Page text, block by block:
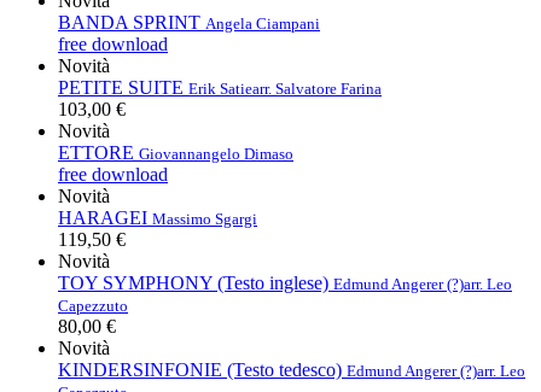
BANDA SPRINT Angela Ciampani
free download
Novità
PETITE SUITE Erik Satiearr. Salvatore Farina
103,00 €
Novità
ETTORE Giovannangelo Dimaso
free download
Novità
HARAGEI Massimo Sgargi
119,50 €
Novità
TOY SYMPHONY (Testo inglese) Edmund Angerer (?)arr. Leo
Capezzuto
80,00 €
Novità
KINDERSINFONIE (Testo tedesco) Edmund Angerer (?)arr. Leo